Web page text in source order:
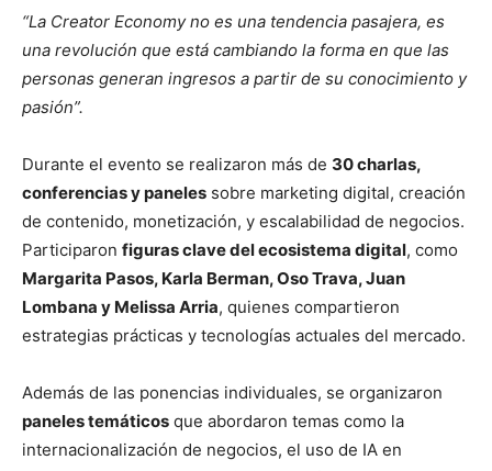
“La Creator Economy no es una tendencia pasajera, es
una revolución que está cambiando la forma en que las
personas generan ingresos a partir de su conocimiento y
pasión”.
Durante el evento se realizaron más de 30 charlas,
conferencias y paneles sobre marketing digital, creación
de contenido, monetización, y escalabilidad de negocios.
Participaron figuras clave del ecosistema digital, como
Margarita Pasos, Karla Berman, Oso Trava, Juan
Lombana y Melissa Arria, quienes compartieron
estrategias prácticas y tecnologías actuales del mercado.
Además de las ponencias individuales, se organizaron
paneles temáticos que abordaron temas como la
internacionalización de negocios, el uso de IA en